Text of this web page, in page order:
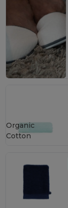
Organic
Cotton